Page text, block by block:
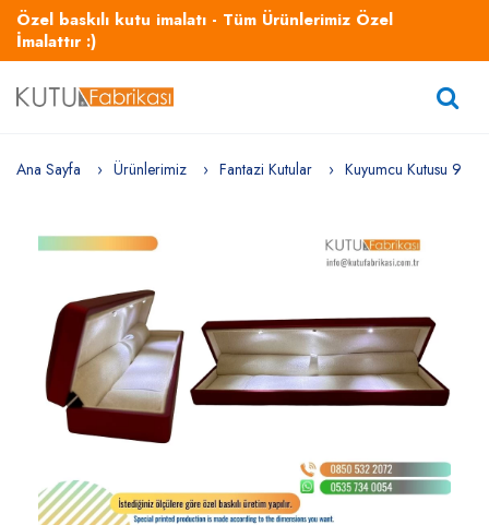
Özel baskılı kutu imalatı - Tüm Ürünlerimiz Özel
İmalattır :)
Ana Sayfa Ürünlerimiz Fantazi Kutular Kuyumcu Kutusu 9